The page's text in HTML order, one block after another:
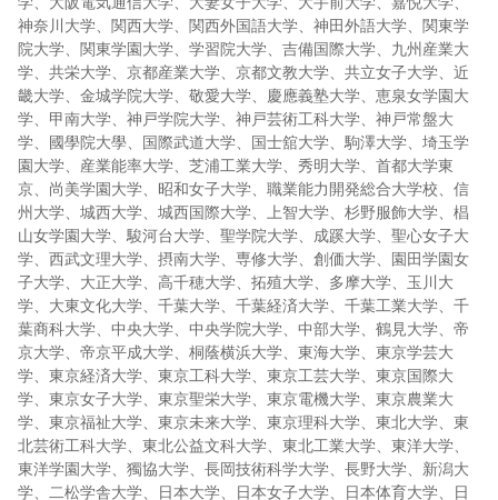
神奈川大学、関西大学、関西外国語大学、神田外語大学、関東学
院大学、関東学園大学、学習院大学、吉備国際大学、九州産業大
学、共栄大学、京都産業大学、京都文教大学、共立女子大学、近
畿大学、金城学院大学、敬愛大学、慶應義塾大学、恵泉女学園大
学、甲南大学、神戸学院大学、神戸芸術工科大学、神戸常盤大
学、國學院大學、国際武道大学、国士舘大学、駒澤大学、埼玉学
園大学、産業能率大学、芝浦工業大学、秀明大学、首都大学東
京、尚美学園大学、昭和女子大学、職業能力開発総合大学校、信
州大学、城西大学、城西国際大学、上智大学、杉野服飾大学、椙
山女学園大学、駿河台大学、聖学院大学、成蹊大学、聖心女子大
学、西武文理大学、摂南大学、専修大学、創価大学、園田学園女
子大学、大正大学、高千穂大学、拓殖大学、多摩大学、玉川大
学、大東文化大学、千葉大学、千葉経済大学、千葉工業大学、千
葉商科大学、中央大学、中央学院大学、中部大学、鶴見大学、帝
京大学、帝京平成大学、桐蔭横浜大学、東海大学、東京学芸大
学、東京経済大学、東京工科大学、東京工芸大学、東京国際大
学、東京女子大学、東京聖栄大学、東京電機大学、東京農業大
学、東京福祉大学、東京未来大学、東京理科大学、東北大学、東
北芸術工科大学、東北公益文科大学、東北工業大学、東洋大学、
東洋学園大学、獨協大学、長岡技術科学大学、長野大学、新潟大
学、二松学舎大学、日本大学、日本女子大学、日本体育大学、日